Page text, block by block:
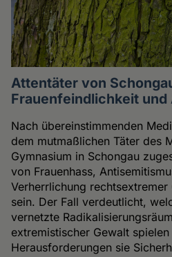
Attentäter von
Frauenfeindlichkeit
Nach übereinstimmenden
dem mutmaßlichen Täter des
Gymnasium in Schongau
von Frauenhass,
Verherrlichung
sein. Der Fall verdeutlicht,
vernetzte
extremistischer Gewalt
Herausforderungen sie